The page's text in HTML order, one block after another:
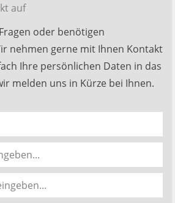
auf
oder benötigen
nehmen gerne mit Ihnen Kontakt
Ihre persönlichen Daten in das
melden uns in Kürze bei Ihnen.